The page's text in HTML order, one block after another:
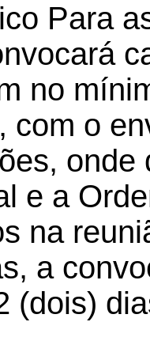
Para
no
com o
e a
na
a
(dois)